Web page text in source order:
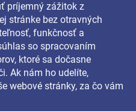
príjemný zážitok z
stránke bez otravných
funkčnosť a
so spracovaním
ktoré sa dočasne
Ak nám ho udelíte,
webové stránky, za čo vám
na: